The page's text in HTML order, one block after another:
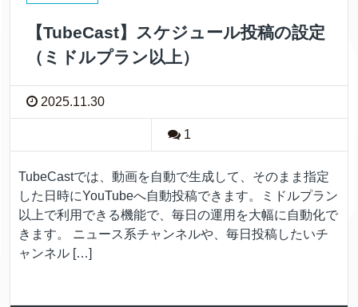
【TubeCast】スケジュール投稿の設定
（ミドルプラン以上）
2025.11.30
1
TubeCastでは、動画を自動で生成して、そのまま指定
した日時にYouTubeへ自動投稿できます。ミドルプラン
以上で利用できる機能で、毎日の運用を大幅に自動化で
きます。 ニュース系チャンネルや、毎日投稿したいチ
ャンネル […]